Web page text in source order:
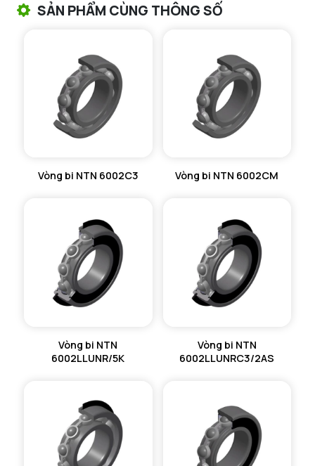
VÒNG BI KIM NTN
VÒNG BI CHẶN TRỤC NTN
VÒNG BI LĂN TRỤ ĐẨY NTN
GỐI ĐỠ 2 NỬA NTN
MÁY GIA NHIỆT NTN
SẢN PHẨM CÙNG THÔNG SỐ
Vòng bi NTN 6002C3 Vòng bi NTN 6002CM
Vòng bi NTN
6002LLUNR/5K
Vòng bi NTN
6002LLUNRC3/2AS